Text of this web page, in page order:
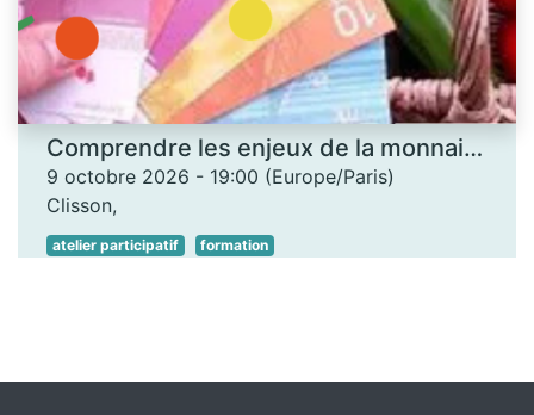
Comprendre les enjeux de la monnaie locale - Les Ateliers des savoirs
9 octobre 2026 - 19:00 (Europe/Paris)
Clisson,
atelier participatif formation